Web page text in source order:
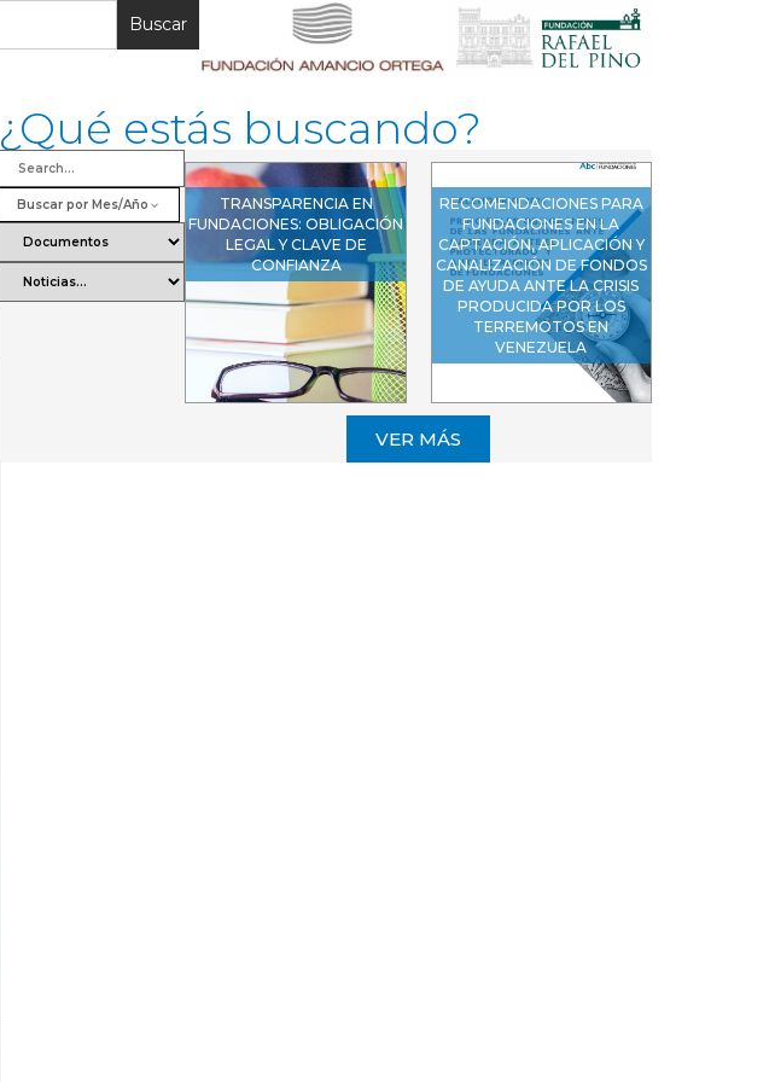
Buscar
¿Qué estás buscando?
Buscar por Mes/Año
TRANSPARENCIA EN
FUNDACIONES: OBLIGACIÓN
LEGAL Y CLAVE DE
CONFIANZA
RECOMENDACIONES PARA
FUNDACIONES EN LA
CAPTACIÓN, APLICACIÓN Y
CANALIZACIÓN DE FONDOS
DE AYUDA ANTE LA CRISIS
PRODUCIDA POR LOS
TERREMOTOS EN
VENEZUELA
VER MÁS